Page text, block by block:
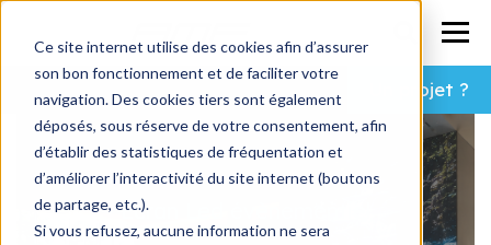
Ce site internet utilise des cookies afin d’assurer
son bon fonctionnement et de faciliter votre
navigation. Des cookies tiers sont également
déposés, sous réserve de votre consentement, afin
d’établir des statistiques de fréquentation et
d’améliorer l’interactivité du site internet (boutons
de partage, etc.).
Si vous refusez, aucune information ne sera
Un projet ?
Écran Led évènementiel